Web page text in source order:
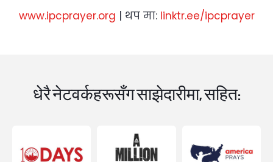
www.ipcprayer.org | थप मा: linktr.ee/ipcprayer
धेरै नेटवर्कहरूसँग साझेदारीमा, सहित: